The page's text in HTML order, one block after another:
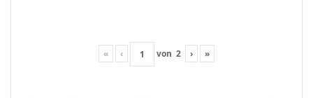
« ‹ von 2 › »